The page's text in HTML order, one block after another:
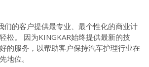
们的客户提供最专业、最个性化的商业计
松。 因为KINGKAR始终提供最新的技
的服务，以帮助客户保持汽车护理行业在
地位。